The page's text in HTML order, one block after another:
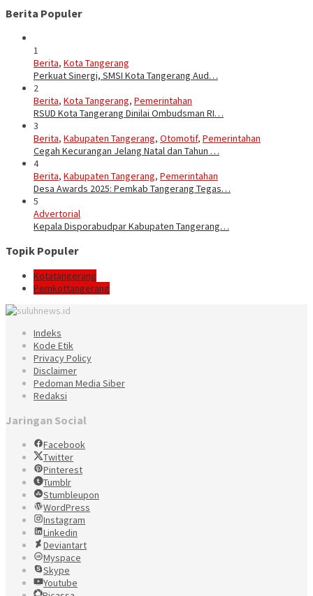
Berita Populer
1
Berita, Kota Tangerang
Perkuat Sinergi, SMSI Kota Tangerang Aud…
2
Berita, Kota Tangerang, Pemerintahan
RSUD Kota Tangerang Dinilai Ombudsman RI…
3
Berita, Kabupaten Tangerang, Otomotif, Pemerintahan
Cegah Kecurangan Jelang Natal dan Tahun …
4
Berita, Kabupaten Tangerang, Pemerintahan
Desa Awards 2025: Pemkab Tangerang Tegas…
5
Advertorial
Kepala Disporabudpar Kabupaten Tangerang…
Topik Populer
Kotatangerang
Pemkottangerang
Indeks
Kode Etik
Privacy Policy
Disclaimer
Pedoman Media Siber
Redaksi
Jaringan Social
Facebook
Twitter
Pinterest
Tumblr
Stumbleupon
WordPress
Instagram
Linkedin
Deviantart
Myspace
Skype
Youtube